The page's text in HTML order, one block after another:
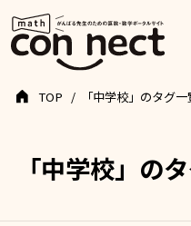
「中学校」の
TOP 「中学校」のタグ一